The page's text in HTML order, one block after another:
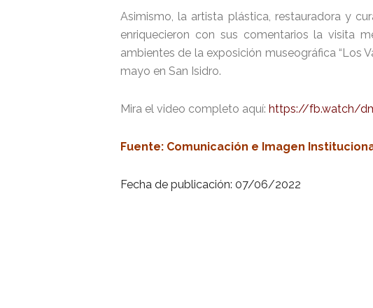
Asimismo, la artista plástica, restauradora y
enriquecieron con sus comentarios la visita
ambientes de la exposición museográfica “Los
mayo en San Isidro.
Mira el video completo aquí: https://fb.watch/
Fuente: Comunicación e Imagen
Fecha de publicación: 07/06/2022